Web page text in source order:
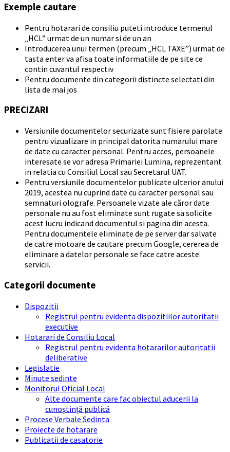
Exemple cautare
Pentru hotarari de consiliu puteti introduce termenul
„HCL” urmat de un numar si de un an
Introducerea unui termen (precum „HCL TAXE”) urmat de
tasta enter va afisa toate informatiile de pe site ce
contin cuvantul respectiv
Pentru documente din categorii distincte selectati din
lista de mai jos
PRECIZARI
Versiunile documentelor securizate sunt fisiere parolate
pentru vizualizare in principal datorita numarului mare
de date cu caracter personal. Pentru acces, persoanele
interesate se vor adresa Primariei Lumina, reprezentant
in relatia cu Consiliul Local sau Secretarul UAT.
Pentru versiunile documentelor publicate ulterior anului
2019, acestea nu cuprind date cu caracter personal sau
semnaturi olografe. Persoanele vizate ale căror date
personale nu au fost eliminate sunt rugate sa solicite
acest lucru indicand documentul si pagina din acesta.
Pentru documentele eliminate de pe server dar salvate
de catre motoare de cautare precum Google, cererea de
eliminare a datelor personale se face catre aceste
servicii.
Categorii documente
Dispozitii
Registrul pentru evidenta dispozitiilor autoritatii
executive
Hotarari de Consiliu Local
Registrul pentru evidenta hotararilor autoritatii
deliberative
Legislatie
Minute sedinte
Monitorul Oficial Local
Alte documente care fac obiectul aducerii la
cunoștință publică
Procese Verbale Sedinta
Proiecte de hotarare
Publicatii de casatorie